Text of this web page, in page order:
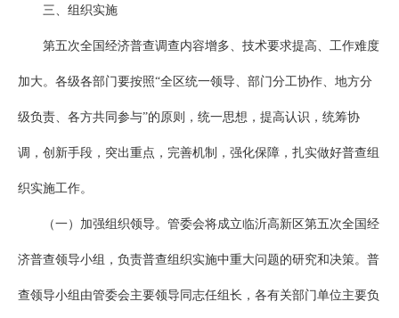
三、组织实施
第五次全国经济普查调查内容增多、技术要求提高、工作难度
加大。各级各部门要按照“全区统一领导、部门分工协作、地方分
级负责、各方共同参与”的原则，统一思想，提高认识，统筹协
调，创新手段，突出重点，完善机制，强化保障，扎实做好普查组
织实施工作。
（一）加强组织领导。管委会将成立临沂高新区第五次全国经
济普查领导小组，负责普查组织实施中重大问题的研究和决策。普
查领导小组由管委会主要领导同志任组长，各有关部门单位主要负